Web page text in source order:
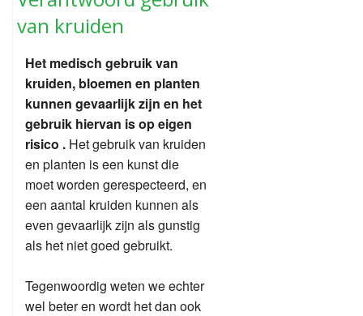
van kruiden
Het medisch gebruik van
kruiden, bloemen en planten
kunnen gevaarlijk zijn en het
gebruik hiervan is op eigen
risico . Het gebruik van kruiden
en planten is een kunst die
moet worden gerespecteerd, en
een aantal kruiden kunnen als
even gevaarlijk zijn als gunstig
als het niet goed gebruikt.
Tegenwoordig weten we echter
wel beter en wordt het dan ook